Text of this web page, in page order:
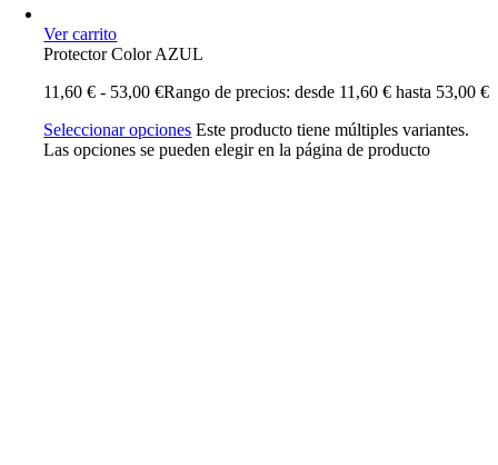
Ver carrito
Protector Color AZUL
11,60€ - 53,00€Rango de precios: desde 11,60 € hasta 53,00 €
Seleccionar opciones Este producto tiene múltiples variantes.
Las opciones se pueden elegir en la página de producto